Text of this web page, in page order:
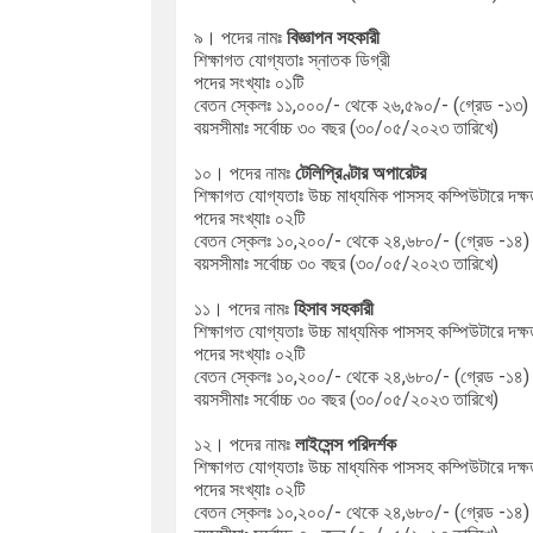
৯। পদের নামঃ বিজ্ঞাপন সহকারী
শিক্ষাগত যোগ্যতাঃ স্নাতক ডিগ্রী
পদের সংখ্যাঃ ০১টি
বেতন স্কেলঃ ১১,০০০/- থেকে ২৬,৫৯০/- (গ্রেড -১৩)
বয়সসীমাঃ সর্বোচ্চ ৩০ বছর (৩০/০৫/২০২৩ তারিখে)
১০। পদের নামঃ টেলিপ্রিণ্টার অপারেটর
শিক্ষাগত যোগ্যতাঃ উচ্চ মাধ্যমিক পাসসহ কম্পিউটারে
পদের সংখ্যাঃ ০২টি
বেতন স্কেলঃ ১০,২০০/- থেকে ২৪,৬৮০/- (গ্রেড -১৪)
বয়সসীমাঃ সর্বোচ্চ ৩০ বছর (৩০/০৫/২০২৩ তারিখে)
১১। পদের নামঃ হিসাব সহকারী
শিক্ষাগত যোগ্যতাঃ উচ্চ মাধ্যমিক পাসসহ কম্পিউটারে
পদের সংখ্যাঃ ০২টি
বেতন স্কেলঃ ১০,২০০/- থেকে ২৪,৬৮০/- (গ্রেড -১৪)
বয়সসীমাঃ সর্বোচ্চ ৩০ বছর (৩০/০৫/২০২৩ তারিখে)
১২। পদের নামঃ লাইসেন্স পরিদর্শক
শিক্ষাগত যোগ্যতাঃ উচ্চ মাধ্যমিক পাসসহ কম্পিউটারে
পদের সংখ্যাঃ ০২টি
বেতন স্কেলঃ ১০,২০০/- থেকে ২৪,৬৮০/- (গ্রেড -১৪)